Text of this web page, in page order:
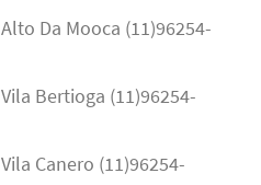
Alto Da Mooca (11)96254-
Vila Bertioga (11)96254-
Vila Canero (11)96254-